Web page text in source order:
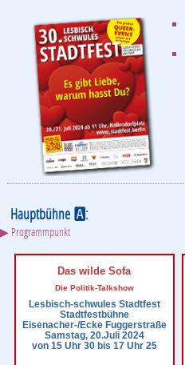
HauptbühneA:
▶ Programmpunkt
Das wilde Sofa
Die Politik-Talkshow
Lesbisch-schwules Stadtfest
Stadtfestbühne
Eisenacher-/Ecke Fuggerstraße
Samstag, 20.Juli 2024
von 15 Uhr 30 bis 17 Uhr 25